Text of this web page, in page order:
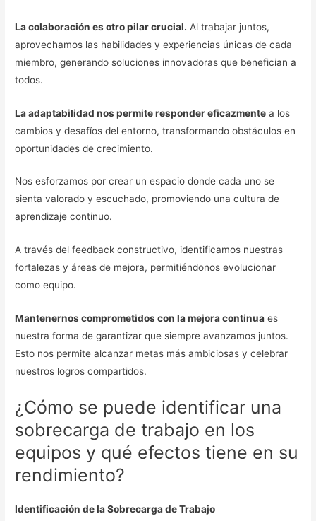
La colaboración es otro pilar crucial. Al trabajar juntos,
aprovechamos las habilidades y experiencias únicas de cada
miembro, generando soluciones innovadoras que benefician a
todos.
La adaptabilidad nos permite responder eficazmente a los
cambios y desafíos del entorno, transformando obstáculos en
oportunidades de crecimiento.
Nos esforzamos por crear un espacio donde cada uno se
sienta valorado y escuchado, promoviendo una cultura de
aprendizaje continuo.
A través del feedback constructivo, identificamos nuestras
fortalezas y áreas de mejora, permitiéndonos evolucionar
como equipo.
Mantenernos comprometidos con la mejora continua es
nuestra forma de garantizar que siempre avanzamos juntos.
Esto nos permite alcanzar metas más ambiciosas y celebrar
nuestros logros compartidos.
¿Cómo se puede identificar una
sobrecarga de trabajo en los
equipos y qué efectos tiene en su
rendimiento?
Identificación de la Sobrecarga de Trabajo